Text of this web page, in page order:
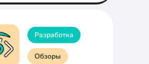
Разработка
Обзоры